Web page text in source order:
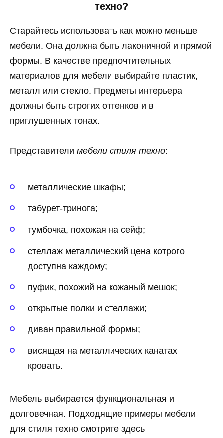
техно?
Старайтесь использовать как можно меньше
мебели. Она должна быть лаконичной и прямой
формы. В качестве предпочтительных
материалов для мебели выбирайте пластик,
металл или стекло. Предметы интерьера
должны быть строгих оттенков и в
приглушенных тонах.
Представители мебели стиля техно:
металлические шкафы;
табурет-тринога;
тумбочка, похожая на сейф;
стеллаж металлический цена котрого
доступна каждому;
пуфик, похожий на кожаный мешок;
открытые полки и стеллажи;
диван правильной формы;
висящая на металлических канатах
кровать.
Мебель выбирается функциональная и
долговечная. Подходящие примеры мебели
для стиля техно смотрите здесь